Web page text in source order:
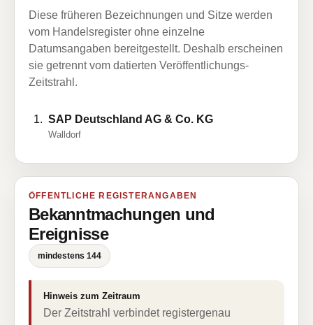
Diese früheren Bezeichnungen und Sitze werden
vom Handelsregister ohne einzelne
Datumsangaben bereitgestellt. Deshalb erscheinen
sie getrennt vom datierten Veröffentlichungs-
Zeitstrahl.
SAP Deutschland AG & Co. KG
Walldorf
ÖFFENTLICHE REGISTERANGABEN
Bekanntmachungen und
Ereignisse
mindestens 144
Hinweis zum Zeitraum
Der Zeitstrahl verbindet registergenau